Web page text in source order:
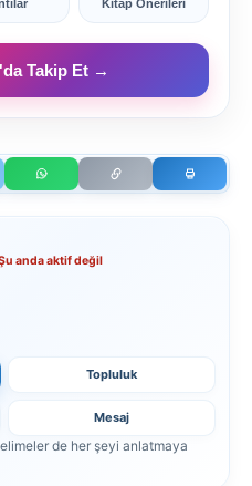
Kitap Önerileri
Takip Et →
anda aktif değil
Topluluk
Mesaj
de her şeyi anlatmaya